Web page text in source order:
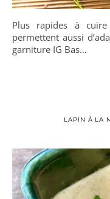
Plus rapides à cuire qu’un gigot entier, les tranches
permettent aussi
garniture IG Bas…
LAPIN À LA